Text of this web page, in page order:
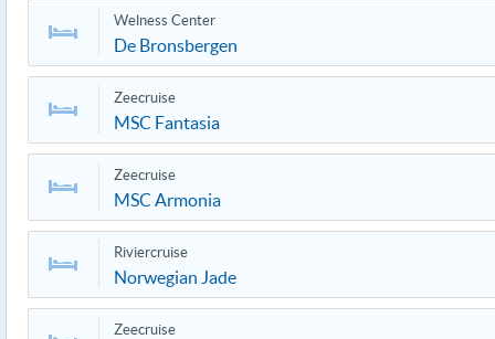
Welness Center
De Bronsbergen
Zeecruise
MSC Fantasia
Zeecruise
MSC Armonia
Riviercruise
Norwegian Jade
Zeecruise